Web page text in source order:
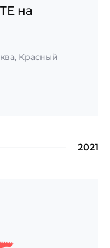
на
Красный
2021